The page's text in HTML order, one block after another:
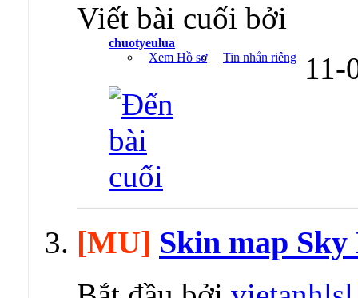
Viết bài cuối bởi
chuotyeulua
Xem Hồ sơ
Tin nhắn riêng 11-
[MU] Skin map Sky